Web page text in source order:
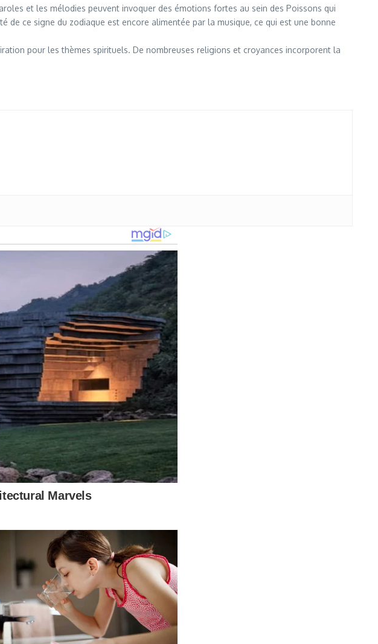
et les mélodies peuvent invoquer des émotions fortes au sein des Poissons qui
ce signe du zodiaque est encore alimentée par la musique, ce qui est une bonne
pour les thèmes spirituels. De nombreuses religions et croyances incorporent la